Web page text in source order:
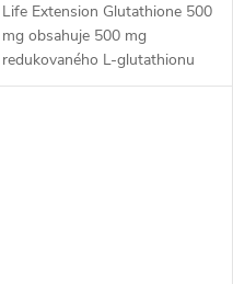
Life Extension Glutathione 500
mg obsahuje 500 mg
redukovaného L-glutathionu
(aktivní forma glutathionu) v